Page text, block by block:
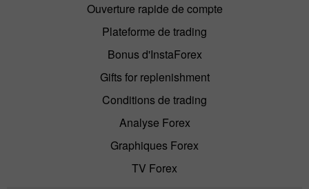
Ouverture rapide de compte
Plateforme de trading
Bonus d'InstaForex
Gifts for replenishment
Conditions de trading
Analyse Forex
Graphiques Forex
TV Forex